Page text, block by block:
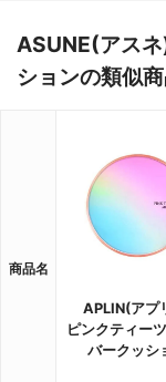
ASUNE(アス
ションの類似
商品名
APLIN(アプ
ピンクティー
バークッシ